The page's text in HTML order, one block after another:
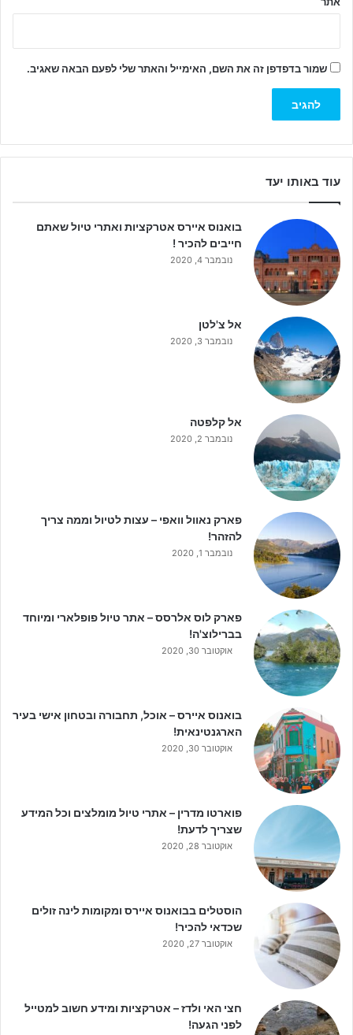
שמור בדפדפן זה את השם, האימייל והאתר שלי לפעם הבאה שאגיב.
עוד באותו יעד
בואנוס איירס אטרקציות ואתרי טיול שאתם
חייבים להכיר !
נובמבר 4, 2020
אל צ'לטן
נובמבר 3, 2020
אל קלפטה
נובמבר 2, 2020
פארק נאוול וואפי – עצות לטיול וממה צריך
להזהר!
נובמבר 1, 2020
פארק לוס אלרסס – אתר טיול פופלארי ומיוחד
בברילוצ'ה!
אוקטובר 30, 2020
בואנוס איירס – אוכל, תחבורה ובטחון אישי בעיר
הארגנטינאית!
אוקטובר 30, 2020
פוארטו מדרין – אתרי טיול מומלצים וכל המידע
שצריך לדעת!
אוקטובר 28, 2020
הוסטלים בבואנוס איירס ומקומות לינה זולים
שכדאי להכיר!
אוקטובר 27, 2020
חצי האי ולדז – אטרקציות ומידע חשוב למטייל
לפני הגעה!